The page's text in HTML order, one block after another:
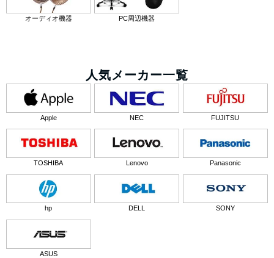
オーディオ機器 PC周辺機器
人気メーカー一覧
Apple NEC FUJITSU
TOSHIBA Lenovo Panasonic
hp DELL SONY
ASUS